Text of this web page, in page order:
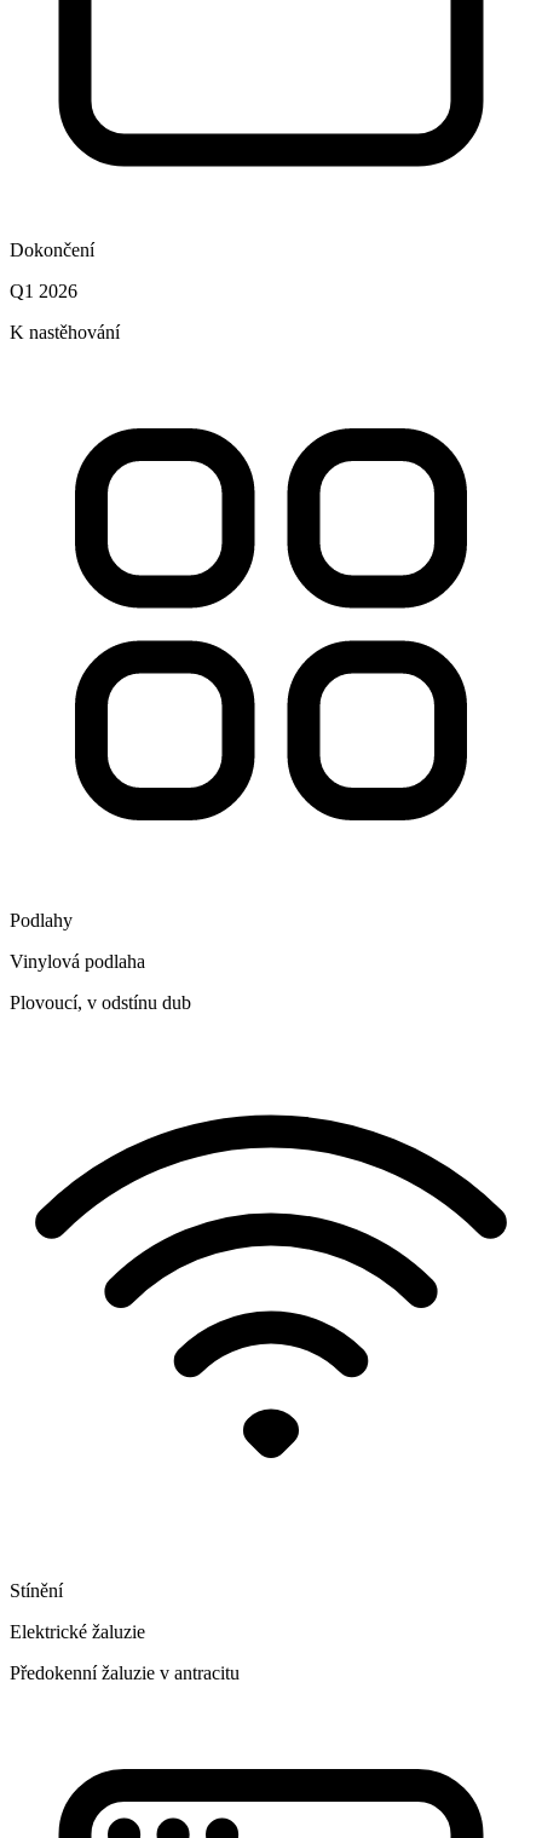
Dokončení
Q1 2026
K nastěhování
Podlahy
Vinylová podlaha
Plovoucí, v odstínu dub
Stínění
Elektrické žaluzie
Předokenní žaluzie v antracitu